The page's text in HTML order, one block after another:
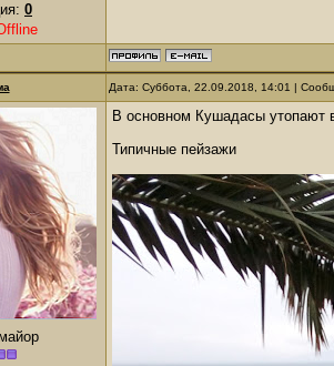
0
Дата: Суббота, 22.09.2018, 14:01 |
В основном Кушадасы утопают
Типичные пейзажи